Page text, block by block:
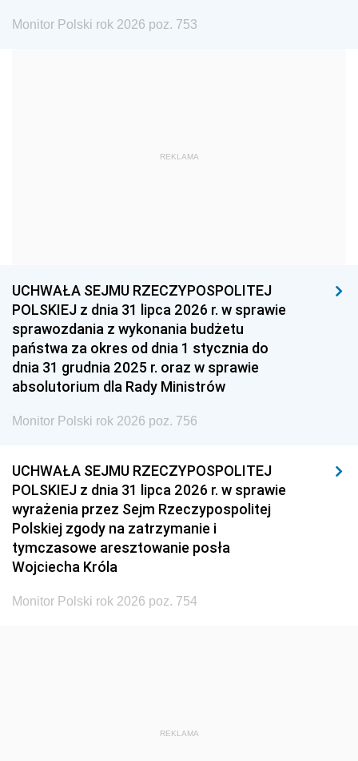
1975 1974
1959
1939 1938 1937
1936 1930
Monitor Polski rok 2026 poz. 753
REKLAMA
UCHWAŁA SEJMU RZECZYPOSPOLITEJ
POLSKIEJ z dnia 31 lipca 2026 r. w sprawie
sprawozdania z wykonania budżetu
państwa za okres od dnia 1 stycznia do
dnia 31 grudnia 2025 r. oraz w sprawie
absolutorium dla Rady Ministrów
Monitor Polski rok 2026 poz. 756
UCHWAŁA SEJMU RZECZYPOSPOLITEJ
POLSKIEJ z dnia 31 lipca 2026 r. w sprawie
wyrażenia przez Sejm Rzeczypospolitej
Polskiej zgody na zatrzymanie i
tymczasowe aresztowanie posła
Wojciecha Króla
Monitor Polski rok 2026 poz. 754
REKLAMA